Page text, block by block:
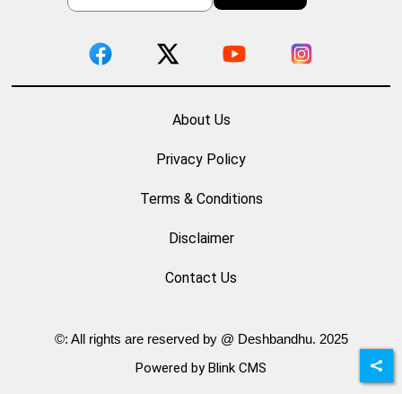
About Us
Privacy Policy
Terms & Conditions
Disclaimer
Contact Us
©: All rights are reserved by @ Deshbandhu. 2025
Powered by Blink CMS